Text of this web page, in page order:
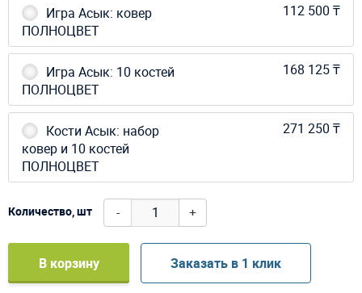
Игра Асык: ковер
ПОЛНОЦВЕТ
112 500 ₸
Игра Асык: 10 костей
ПОЛНОЦВЕТ
168 125 ₸
Кости Асык: набор
ковер и 10 костей
ПОЛНОЦВЕТ
271 250 ₸
Количество, шт - +
В корзину Заказать в 1 клик